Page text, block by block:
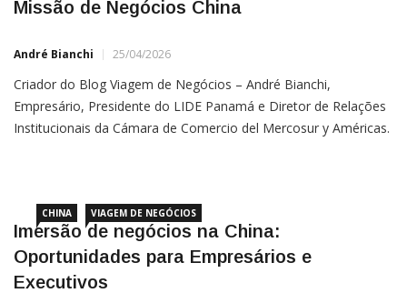
Missão de Negócios China
André Bianchi 25/04/2026
Criador do Blog Viagem de Negócios – André Bianchi,
Empresário, Presidente do LIDE Panamá e Diretor de Relações
Institucionais da Cámara de Comercio del Mercosur y Américas.
CHINA VIAGEM DE NEGÓCIOS
Imersão de negócios na China:
Oportunidades para Empresários e
Executivos